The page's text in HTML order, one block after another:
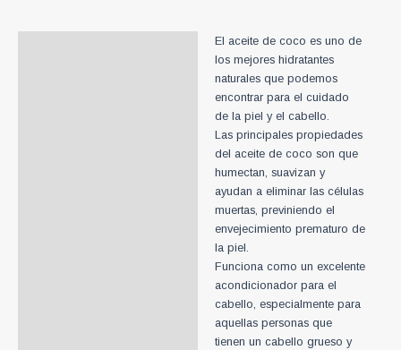
El aceite de coco es uno de
los mejores hidratantes
naturales que podemos
encontrar para el cuidado
de la piel y el cabello.
Las principales propiedades
del aceite de coco son que
humectan, suavizan y
ayudan a eliminar las células
muertas, previniendo el
envejecimiento prematuro de
la piel.
Funciona como un excelente
acondicionador para el
cabello, especialmente para
aquellas personas que
tienen un cabello grueso y